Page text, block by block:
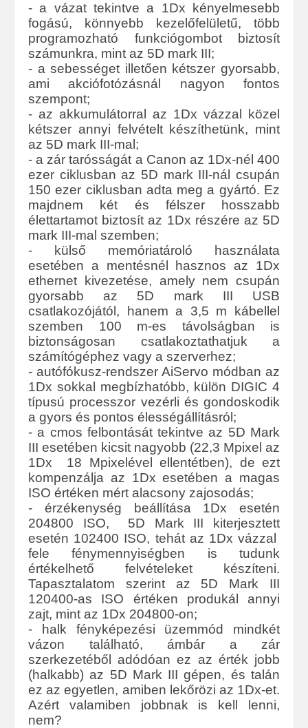
- a vázat tekintve a 1Dx kényelmesebb
fogású, könnyebb kezelőfelületű, több
programozható funkciógombot biztosít
számunkra, mint az 5D mark III;
- a sebességet illetően kétszer gyorsabb,
ami akciófotózásnál nagyon fontos
szempont;
- az akkumulátorral az 1Dx vázzal közel
kétszer annyi felvételt készíthetünk, mint
az 5D mark III-mal;
- a zár tarósságát a Canon az 1Dx-nél 400
ezer ciklusban az 5D mark III-nál csupán
150 ezer ciklusban adta meg a gyártó. Ez
majdnem két és félszer hosszabb
élettartamot biztosít az 1Dx részére az 5D
mark III-mal szemben;
- külső memóriatároló használata
esetében a mentésnél hasznos az 1Dx
ethernet kivezetése, amely nem csupán
gyorsabb az 5D mark III USB
csatlakozójától, hanem a 3,5 m kábellel
szemben 100 m-es távolságban is
biztonságosan csatlakoztathatjuk a
számítógéphez vagy a szerverhez;
- autófókusz-rendszer AiServo módban az
1Dx sokkal megbízhatóbb, külön DIGIC 4
típusú processzor vezérli és gondoskodik
a gyors és pontos élességállításról;
- a cmos felbontását tekintve az 5D Mark
III esetében kicsit nagyobb (22,3 Mpixel az
1Dx 18 Mpixelével ellentétben), de ezt
kompenzálja az 1Dx esetében a magas
ISO értéken mért alacsony zajosodás;
- érzékenység beállítása 1Dx esetén
204800 ISO, 5D Mark III kiterjesztett
esetén 102400 ISO, tehát az 1Dx vázzal
fele fénymennyiségben is tudunk
értékelhető felvételeket készíteni.
Tapasztalatom szerint az 5D Mark III
120400-as ISO értéken produkál annyi
zajt, mint az 1Dx 204800-on;
- halk fényképezési üzemmód mindkét
vázon található, ámbár a zár
szerkezetéből adódóan ez az érték jobb
(halkabb) az 5D Mark III gépen, és talán
ez az egyetlen, amiben lekőrözi az 1Dx-et.
Azért valamiben jobbnak is kell lenni,
nem?